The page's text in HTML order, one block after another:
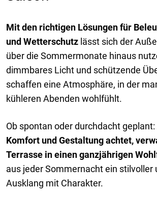
Mit den richtigen Lösungen für
und Wetterschutz lässt sich der
über die Sommermonate hinaus
dimmbares Licht und schützende
schaffen eine Atmosphäre, in der
kühleren Abenden wohlfühlt.
Ob spontan oder durchdacht geplant:
Komfort und Gestaltung achtet,
Terrasse in einen ganzjährigen
aus jeder Sommernacht ein stilvoller
Ausklang mit Charakter.